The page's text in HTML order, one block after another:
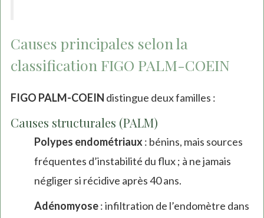
Causes principales selon la
classification FIGO PALM-COEIN
FIGO PALM-COEIN distingue deux familles :
Causes structurales (PALM)
Polypes endométriaux: bénins, mais sources
fréquentes d’instabilité du flux ; à ne jamais
négliger si récidive après 40 ans.
Adénomyose: infiltration de l’endomètre dans